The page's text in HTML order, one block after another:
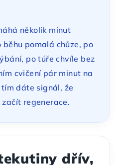
několik minut
pomalá chůze, po
po túře chvíle bez
cvičení pár minut na
dáte signál, že
regenerace.
dřív,